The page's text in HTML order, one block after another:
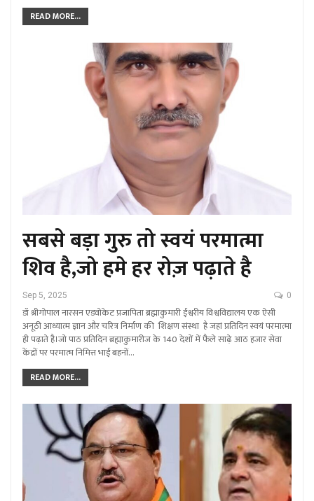
READ MORE...
सबसे बड़ा गुरु तो स्वयं परमात्मा
शिव है,जो हमे हर रोज़ पढ़ाते है
Sep 5, 2025 0
डॉ श्रीगोपाल नारसन एडवोकेट प्रजापिता ब्रह्माकुमारी ईश्वरीय विश्वविद्यालय एक ऐसी
अनूठी आध्यात्म ज्ञान और चरित्र निर्माण की शिक्षण संस्था है जहां प्रतिदिन स्वयंं परमात्मा
ही पढ़ाते है।जो पाठ प्रतिदिन ब्रह्माकुमारीज के 140 देशों में फैले साढ़े आठ हजार सेवा
केंद्रों पर परमात्म निमित्त भाई बहनों…
READ MORE...